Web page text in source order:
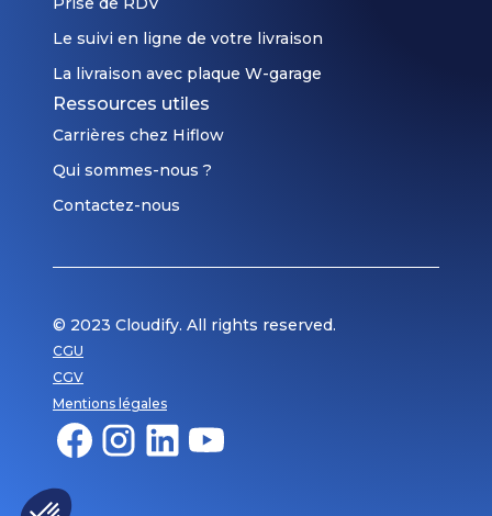
Le suivi en ligne de votre livraison
La livraison avec plaque W-garage
Ressources utiles
Carrières chez Hiflow
Qui sommes-nous ?
Contactez-nous
© 2023 Cloudify. All rights reserved.
CGU
CGV
Mentions légales